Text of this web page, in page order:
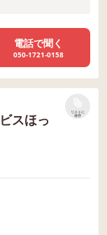
電話で聞く
050-1721-0158
スほっ
リストに
保存